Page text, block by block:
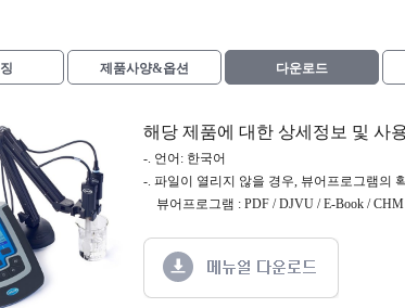
제품사양&옵션 다운로드
해당 제품에 대한 상세정보 및 사
-. 언어: 한국어
-. 파일이 열리지 않을 경우, 뷰어프로그램의
뷰어프로그램 : PDF / DJVU / E-Book /